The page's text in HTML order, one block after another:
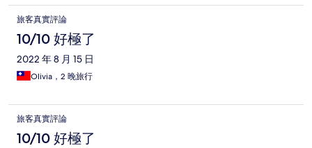
旅客真實評論
10/10 好極了
2022 年 8 月 15 日
Olivia，2 晚旅行
旅客真實評論
10/10 好極了